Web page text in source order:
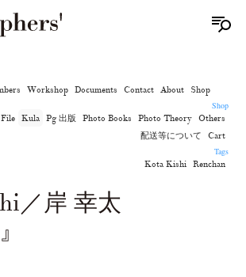
Workshop Documents Contact About
Shop
Shop
Kula Pg 出版 Photo Books Photo Theory Others
配送等について
Cart
Tags
Kota Kishi Renchan
／岸 幸太